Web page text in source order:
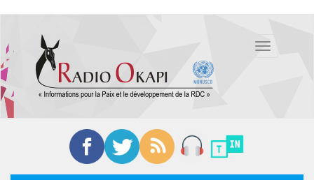
contenu
principal
Toggle